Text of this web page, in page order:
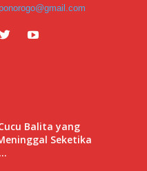
Balita yang
Seketika